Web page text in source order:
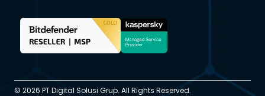
© 2026 PT Digital Solusi Grup. All Rights Reserved.